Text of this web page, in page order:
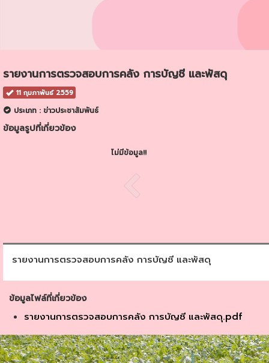
รายงานการตรวจสอบการคลัง การบัญชี และพัสดุ
11 กุมภาพันธ์ 2559
ประเภท : ข่าวประชาสัมพันธ์
ข้อมูลรูปที่เกี่ยวข้อง
ไม่มีข้อมูล!!
รายงานการตรวจสอบการคลัง การบัญชี และพัสดุ
ข้อมูลไฟล์ที่เกี่ยวข้อง
รายงานการตรวจสอบการคลัง การบัญชี และพัสดุ.pdf